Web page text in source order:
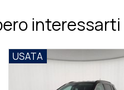
interessarti
USATA